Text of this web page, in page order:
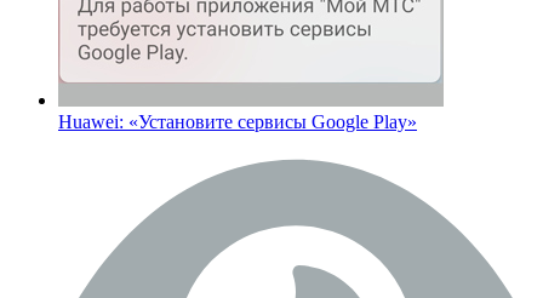
Huawei: «Установите сервисы Google Play»